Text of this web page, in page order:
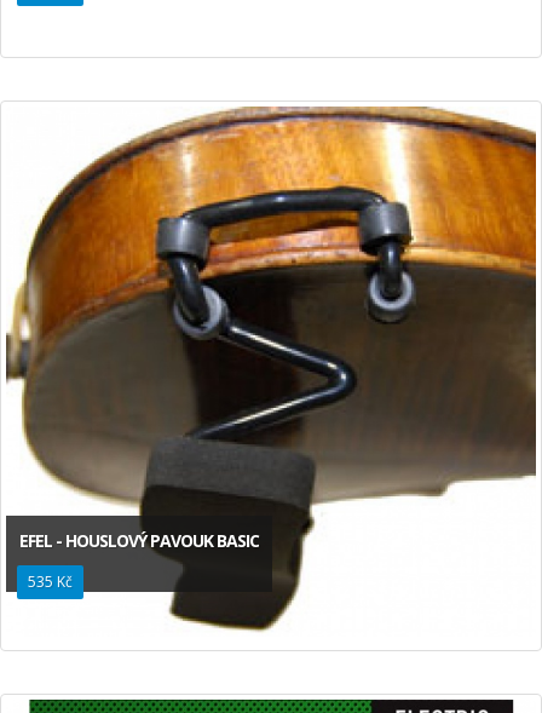
EFEL - HOUSLOVÝ PAVOUK BASIC
535 Kč